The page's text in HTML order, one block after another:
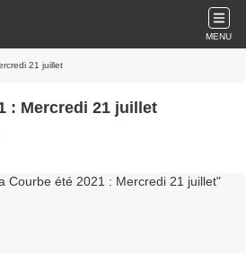
MENU
21 juillet
: Mercredi 21 juillet